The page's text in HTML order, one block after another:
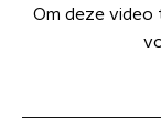
Om deze